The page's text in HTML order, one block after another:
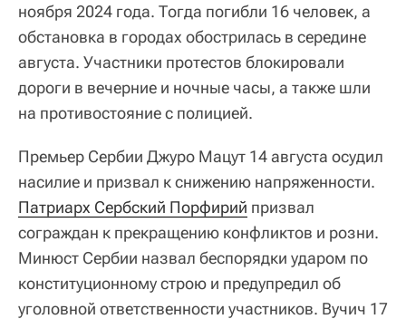
ноября 2024 года. Тогда погибли 16 человек, а
обстановка в городах обострилась в середине
августа. Участники протестов блокировали
дороги в вечерние и ночные часы, а также шли
на противостояние с полицией.
Премьер Сербии Джуро Мацут 14 августа осудил
насилие и призвал к снижению напряженности.
Патриарх Сербский Порфирий призвал
сограждан к прекращению конфликтов и розни.
Минюст Сербии назвал беспорядки ударом по
конституционному строю и предупредил об
уголовной ответственности участников. Вучич 17